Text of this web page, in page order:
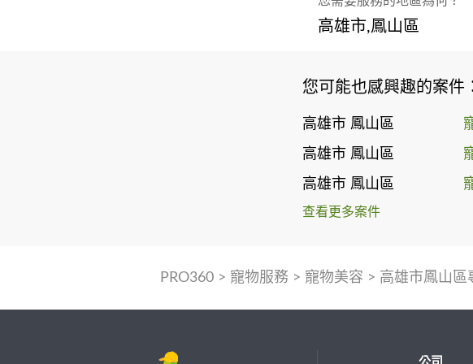
高雄市,鳳山區
您可能也感興趣的案件
高雄市 鳳山區
高雄市 鳳山區
高雄市 鳳山區
查看更多案件
PRO360> 寵物服務 > 寵物美容 > 高雄市鳳山區